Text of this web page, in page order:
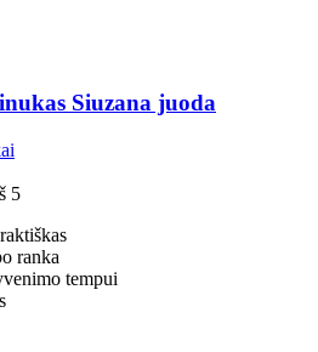
Siuzana juoda
5
ranka
tempui